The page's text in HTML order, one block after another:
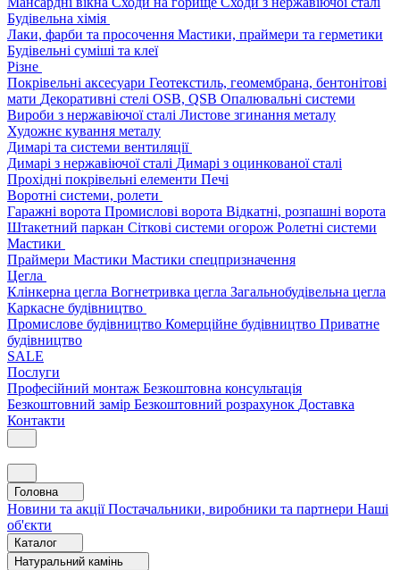
Будівельна хімія
Лаки, фарби та просочення Мастики, праймери та герметики
Будівельні суміші та клеї
Різне
Покрівельні аксесуари Геотекстиль, геомембрана, бентонітові
мати Декоративні стелі OSB, QSB Опалювальні системи
Вироби з нержавіючої сталі Листове згинання металу
Художнє кування металу
Димарі та системи вентиляції
Димарі з нержавіючої сталі Димарі з оцинкованої сталі
Прохідні покрівельні елементи Печі
Воротні системи, ролети
Гаражні ворота Промислові ворота Відкатні, розпашні ворота
Штакетний паркан Сіткові системи огорож Ролетні системи
Мастики
Праймери Мастики Мастики спецпризначення
Цегла
Клінкерна цегла Вогнетривка цегла Загальнобудівельна цегла
Каркасне будівництво
Промислове будівництво Комерційне будівництво Приватне
будівництво
SALE
Послуги
Професійний монтаж Безкоштовна консультація
Безкоштовний замір Безкоштовний розрахунок Доставка
Контакти
Головна
Новини та акціїПостачальники, виробники та партнери Наші
об'єкти
Каталог
Натуральний камінь